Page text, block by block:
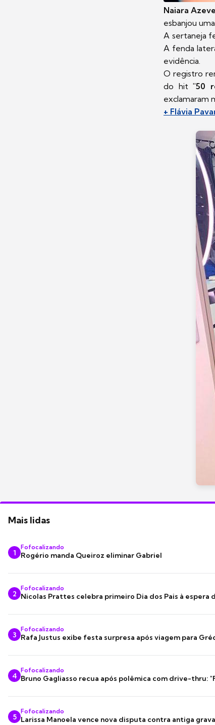
Naiara
esbanjou
A sertaneja
A fenda
evidência.
O registro
do hit"50
exclamaram
+ Flávia
Mais lidas
1
Fofocalizando
Rogério manda Queiroz eliminar Gabriel
2
Fofocalizando
Nicolas Prattes celebra primeiro Dia dos Pais à espera
3
Fofocalizando
Rafa Justus exibe festa surpresa após viagem para
4
Fofocalizando
Bruno Gagliasso recua após polêmica com drive-thru:
5
Fofocalizando
Larissa Manoela vence nova disputa contra antiga